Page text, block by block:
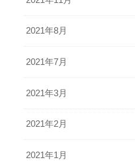
2021年8月
2021年7月
2021年3月
2021年2月
2021年1月